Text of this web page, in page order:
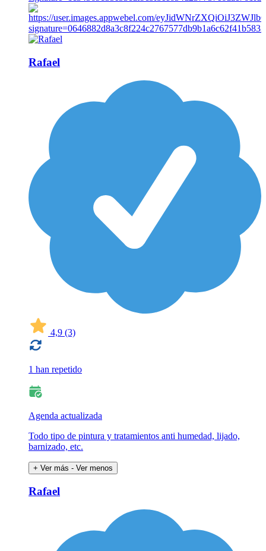
Rafael
4,9 (3)
1 han repetido
Agenda actualizada
Todo tipo de pintura y tratamientos anti humedad, lijado,
barnizado, etc.
+ Ver más - Ver menos
Rafael